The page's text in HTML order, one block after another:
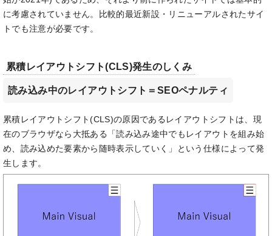
に考慮されていません。比較的最近新設・リニューアルされたサイ
トでも注意が必要です。
累積レイアウトシフト(CLS)発生のしくみ
読み込み中のレイアウトシフト＝SEOペナルティ
累積レイアウトシフト(CLS)の原因であるレイアウトシフトは、現
在のブラウザなら大抵ある「読み込み途中でもレイアウトを組み始
め、読み込めた要素から随時表示していく」という仕様によって発
生します。